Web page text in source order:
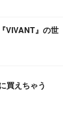
VIVANT』の世
買えちゃう